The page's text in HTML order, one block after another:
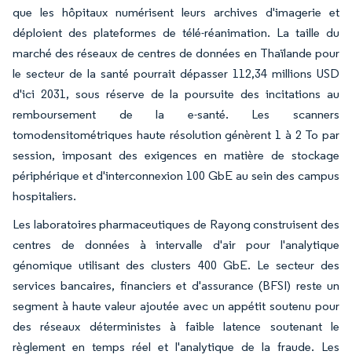
que les hôpitaux numérisent leurs archives d'imagerie et
déploient des plateformes de télé-réanimation. La taille du
marché des réseaux de centres de données en Thaïlande pour
le secteur de la santé pourrait dépasser 112,34 millions USD
d'ici 2031, sous réserve de la poursuite des incitations au
remboursement de la e-santé. Les scanners
tomodensitométriques haute résolution génèrent 1 à 2 To par
session, imposant des exigences en matière de stockage
périphérique et d'interconnexion 100 GbE au sein des campus
hospitaliers.
Les laboratoires pharmaceutiques de Rayong construisent des
centres de données à intervalle d'air pour l'analytique
génomique utilisant des clusters 400 GbE. Le secteur des
services bancaires, financiers et d'assurance (BFSI) reste un
segment à haute valeur ajoutée avec un appétit soutenu pour
des réseaux déterministes à faible latence soutenant le
règlement en temps réel et l'analytique de la fraude. Les